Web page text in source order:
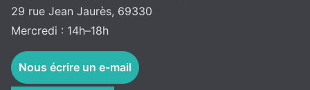
29 rue Jean Jaurès, 69330
Mercredi : 14h–18h
Nous écrire un e-mail